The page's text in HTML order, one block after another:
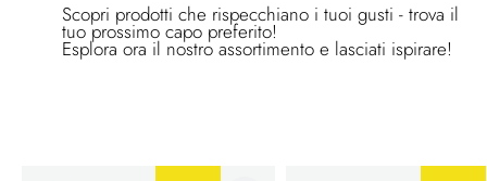
Scopri prodotti che rispecchiano i tuoi gusti - trova il
tuo prossimo capo preferito!
Esplora ora il nostro assortimento e lasciati ispirare!